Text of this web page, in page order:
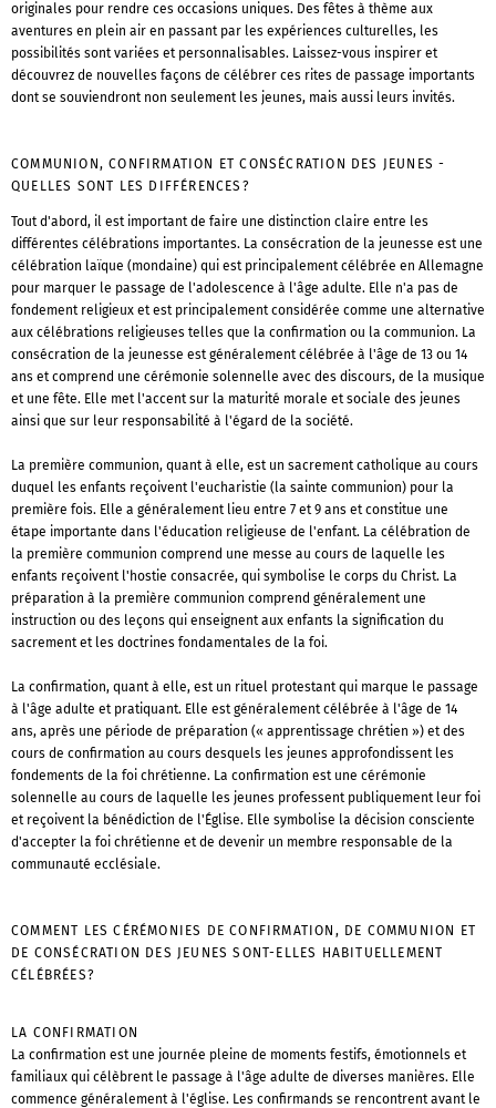
originales pour rendre ces occasions uniques. Des fêtes à thème aux
aventures en plein air en passant par les expériences culturelles, les
possibilités sont variées et personnalisables. Laissez-vous inspirer et
découvrez de nouvelles façons de célébrer ces rites de passage importants
dont se souviendront non seulement les jeunes, mais aussi leurs invités.
COMMUNION, CONFIRMATION ET CONSÉCRATION DES JEUNES -
QUELLES SONT LES DIFFÉRENCES?
Tout d'abord, il est important de faire une distinction claire entre les
différentes célébrations importantes. La consécration de la jeunesse est une
célébration laïque (mondaine) qui est principalement célébrée en Allemagne
pour marquer le passage de l'adolescence à l'âge adulte. Elle n'a pas de
fondement religieux et est principalement considérée comme une alternative
aux célébrations religieuses telles que la confirmation ou la communion. La
consécration de la jeunesse est généralement célébrée à l'âge de 13 ou 14
ans et comprend une cérémonie solennelle avec des discours, de la musique
et une fête. Elle met l'accent sur la maturité morale et sociale des jeunes
ainsi que sur leur responsabilité à l'égard de la société.
La première communion, quant à elle, est un sacrement catholique au cours
duquel les enfants reçoivent l'eucharistie (la sainte communion) pour la
première fois. Elle a généralement lieu entre 7 et 9 ans et constitue une
étape importante dans l'éducation religieuse de l'enfant. La célébration de
la première communion comprend une messe au cours de laquelle les
enfants reçoivent l'hostie consacrée, qui symbolise le corps du Christ. La
préparation à la première communion comprend généralement une
instruction ou des leçons qui enseignent aux enfants la signification du
sacrement et les doctrines fondamentales de la foi.
La confirmation, quant à elle, est un rituel protestant qui marque le passage
à l'âge adulte et pratiquant. Elle est généralement célébrée à l'âge de 14
ans, après une période de préparation (« apprentissage chrétien ») et des
cours de confirmation au cours desquels les jeunes approfondissent les
fondements de la foi chrétienne. La confirmation est une cérémonie
solennelle au cours de laquelle les jeunes professent publiquement leur foi
et reçoivent la bénédiction de l'Église. Elle symbolise la décision consciente
d'accepter la foi chrétienne et de devenir un membre responsable de la
communauté ecclésiale.
COMMENT LES CÉRÉMONIES DE CONFIRMATION, DE COMMUNION ET
DE CONSÉCRATION DES JEUNES SONT-ELLES HABITUELLEMENT
CÉLÉBRÉES?
LA CONFIRMATION
La confirmation est une journée pleine de moments festifs, émotionnels et
familiaux qui célèbrent le passage à l'âge adulte de diverses manières. Elle
commence généralement à l'église. Les confirmands se rencontrent avant le